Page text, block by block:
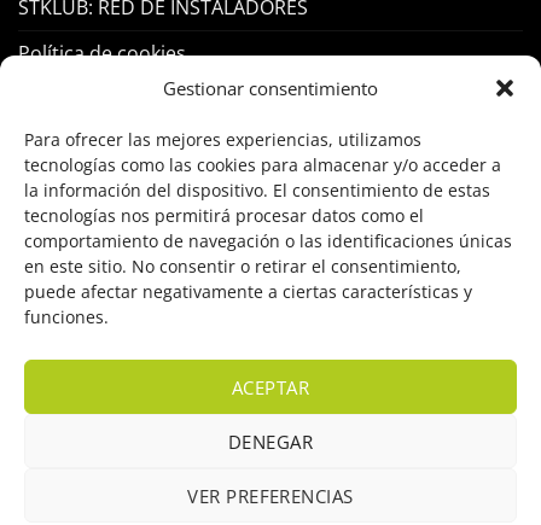
Gestionar consentimiento
Para ofrecer las mejores experiencias, utilizamos
tecnologías como las cookies para almacenar y/o acceder a
la información del dispositivo. El consentimiento de estas
tecnologías nos permitirá procesar datos como el
comportamiento de navegación o las identificaciones únicas
en este sitio. No consentir o retirar el consentimiento,
puede afectar negativamente a ciertas características y
funciones.
ACEPTAR
DENEGAR
VER PREFERENCIAS
STKLUB: RED DE INSTALADORES
Política de cookies
Control Acceso
Hogar Inteligente
Incendio
Intrusión
OFERTAS